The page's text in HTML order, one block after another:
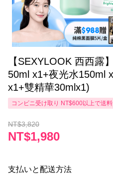
【SEXYLOOK 西西露
50ml x1+夜光水150ml
x1+雙精華30mlx1)
コンビニ受け取り NT$600以上で送
NT$3,820
NT$1,980
支払いと配送方法